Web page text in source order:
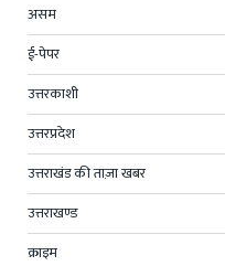
असम
ई-पेपर
उत्तरकाशी
उत्तरप्रदेश
उत्तराखंड की ताज़ा खबर
उत्तराखण्ड
क्राइम